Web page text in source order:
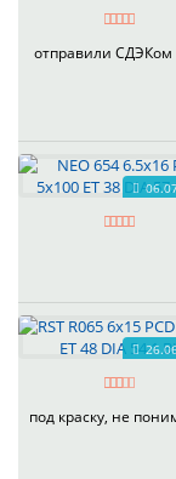
отправили СДЭКом
под краску, не